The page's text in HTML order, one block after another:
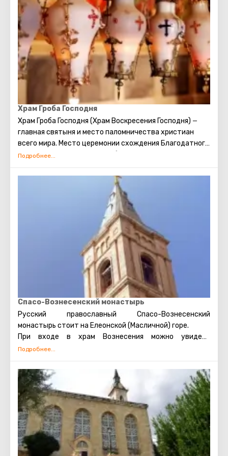
Стены записку с заветным желанием, которое
непременно сбудется. Собираясь посетить Стену
Плача, следует помнить о том, что это возможно
только в скромной одежде, прикрывающей колени и
плечи.
Храм Гроба Господня
Храм Гроба Господня (Храм Воскресения Господня) —
главная святыня и место паломничества христиан
всего мира. Место церемонии схождения Благодатного
огня. Место распятия, погребения и воскрешения
Спасо-Вознесенский монастырь
Русский православный Спасо-Вознесенский
монастырь стоит на Елеонской (Масличной) горе.
При входе в храм Вознесения можно увидеть
важнейшую святыню этого места – камень
Богородица наблюдала за Вознесением Господним).
Находящаяся в монастыре колокольня Иоанна
Крестителя (шестьдесят четыре метра в высоту)
имеет смотровую площадку. Поднявшись по
многочисленным ступенькам наверх колокольни, взору
открывается захватывающий вид Иерусалима. Эта
колокольня – самая высокая точка Елеонской горы. Ещё
в двадцатом столетии археологи в ходе раскопок в